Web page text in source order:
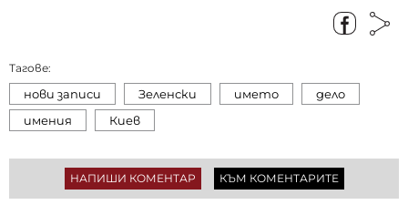
Тагове:
нови записи Зеленски името
дело
имения
Киев
НАПИШИ КОМЕНТАР КЪМ КОМЕНТАРИТЕ